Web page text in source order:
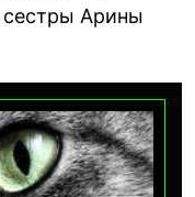
Арины